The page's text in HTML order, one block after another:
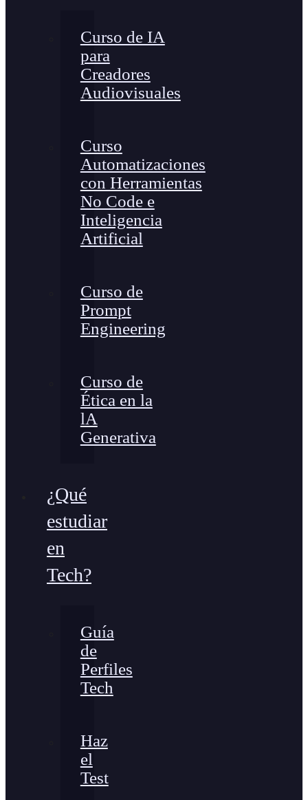
Curso de IA
para
Creadores
Audiovisuales
Curso
Automatizaciones
con Herramientas
No Code e
Inteligencia
Artificial
Curso de
Prompt
Engineering
Curso de
Ética en la
lA
Generativa
¿Qué
estudiar
en
Tech?
Guía
de
Perfiles
Tech
Haz
el
Test